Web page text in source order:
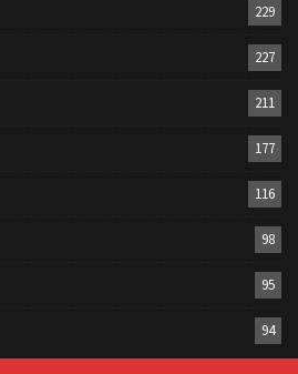
229
227
211
177
116
98
95
94